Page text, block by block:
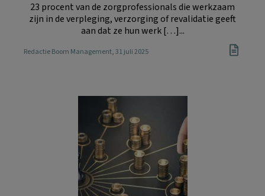
23 procent van de zorgprofessionals die werkzaam
zijn in de verpleging, verzorging of revalidatie geeft
aan dat ze hun werk […]...
Redactie Boom Management, 31 juli 2025